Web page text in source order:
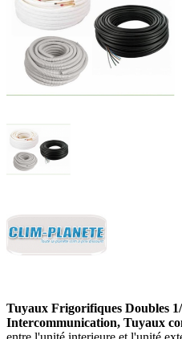
Tuyaux Frigorifiques Doubles
Intercommunication, Tuyaux